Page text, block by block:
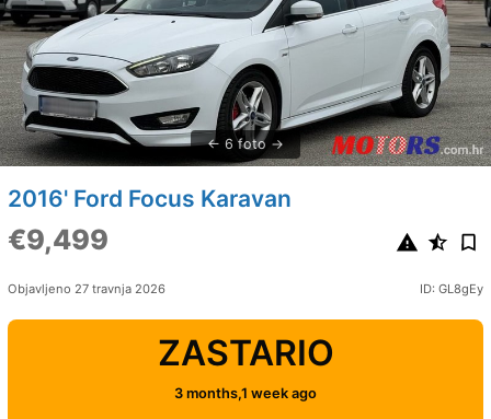
6 foto
2016' Ford Focus Karavan
€9,499
Objavljeno 27 travnja 2026 ID: GL8gEy
ZASTARIO
3 months,1 week ago